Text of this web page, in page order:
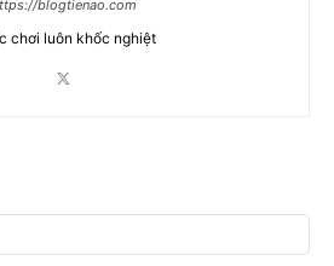
blogtienao.com
chơi luôn khốc nghiệt